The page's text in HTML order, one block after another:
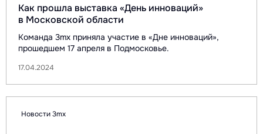
Как прошла выставка «День инноваций»
в Московской области
Команда 3mx приняла участие в «Дне инноваций»,
прошедшем 17 апреля в Подмосковье.
17.04.2024
Новости 3mx